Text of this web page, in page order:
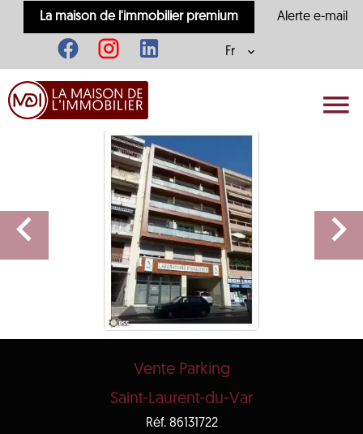
La maison de l'immobilier premium Alerte e-mail
Fr
Vente Parking
Saint-Laurent-du-Var
Réf. 86131722